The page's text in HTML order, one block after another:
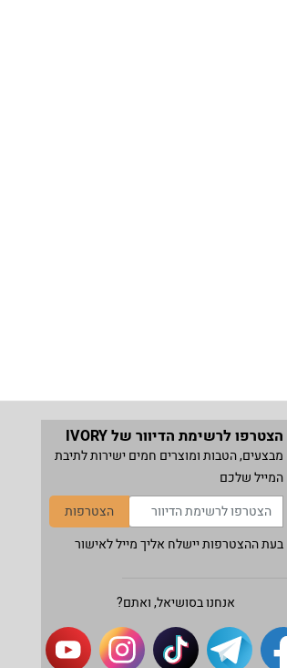
הצטרפו לרשימת הדיוור של IVORY
מבצעים, הטבות ומוצרים חמים ישירות לתיבת
המייל שלכם
הצטרפות
בעת ההצטרפות יישלח אליך מייל לאישור
אנחנו בסושיאל, ואתם?